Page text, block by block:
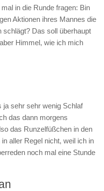
in die Runde fragen: Bin
Aktionen ihres Mannes die
Das soll überhaupt
Himmel, wie ich mich
sehr sehr wenig Schlaf
das dann morgens
das Runzelfüßchen in den
aller Regel nicht, weil ich in
noch mal eine Stunde